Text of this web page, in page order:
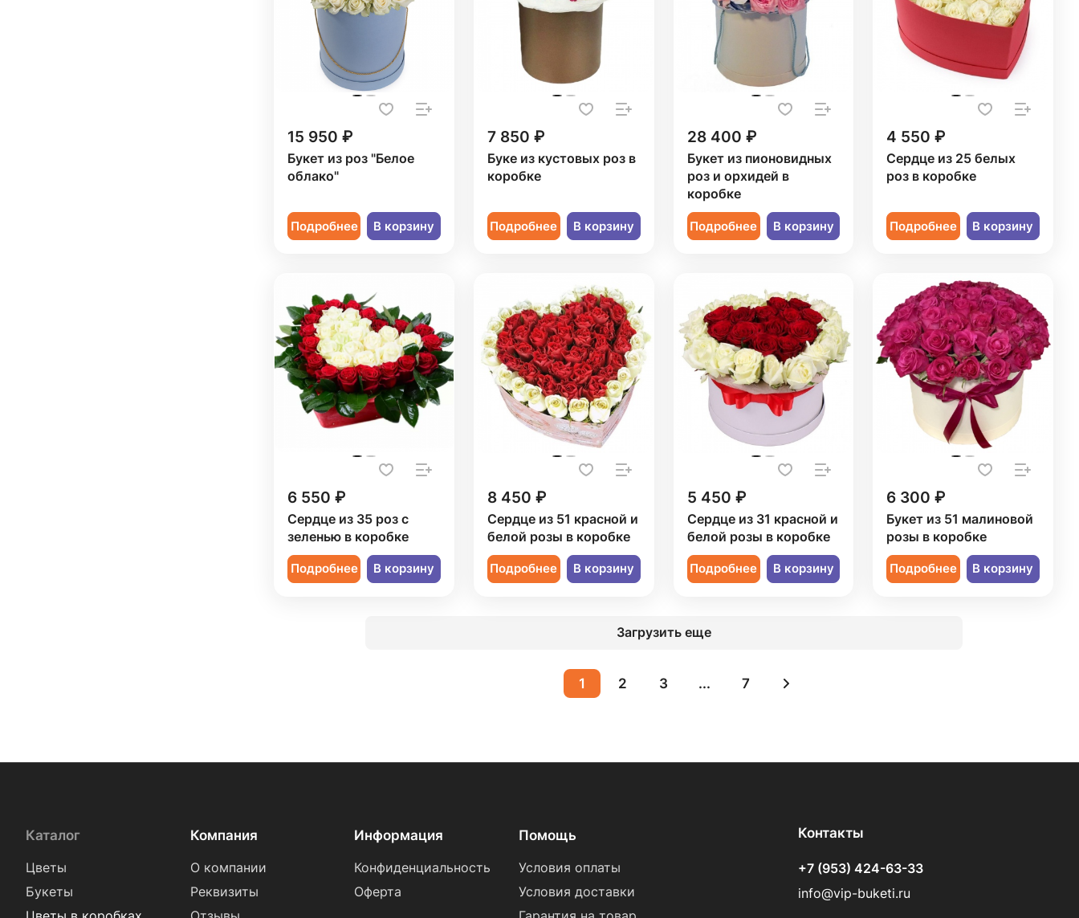
15 950 ₽
Букет из роз "Белое
облако"
Подробнее В корзину
7 850 ₽
Буке из кустовых роз в
коробке
Подробнее В корзину
28 400 ₽
Букет из пионовидных
роз и орхидей в
коробке
Подробнее В корзину
4 550 ₽
Сердце из 25 белых
роз в коробке
Подробнее В корзину
6 550 ₽
Сердце из 35 роз с
зеленью в коробке
Подробнее В корзину
8 450 ₽
Сердце из 51 красной и
белой розы в коробке
Подробнее В корзину
5 450 ₽
Сердце из 31 красной и
белой розы в коробке
Подробнее В корзину
6 300 ₽
Букет из 51 малиновой
розы в коробке
Подробнее В корзину
Загрузить еще
1 2 3 ... 7
Каталог
Цветы
Букеты
Компания
О компании
Реквизиты
Информация
Конфиденциальность
Оферта
Помощь
Условия оплаты
Условия доставки
Контакты
+7 (953) 424-63-33
info@vip-buketi.ru